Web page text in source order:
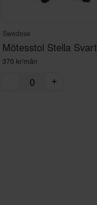
Swedese
Mötesstol Stella Svart
370 kr/mån